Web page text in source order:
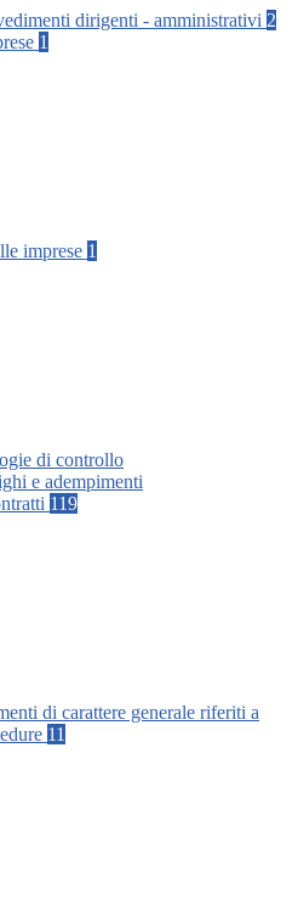
dirigenti - amministrativi 2
1
imprese 1
di controllo
e adempimenti
119
di carattere generale riferiti a
11